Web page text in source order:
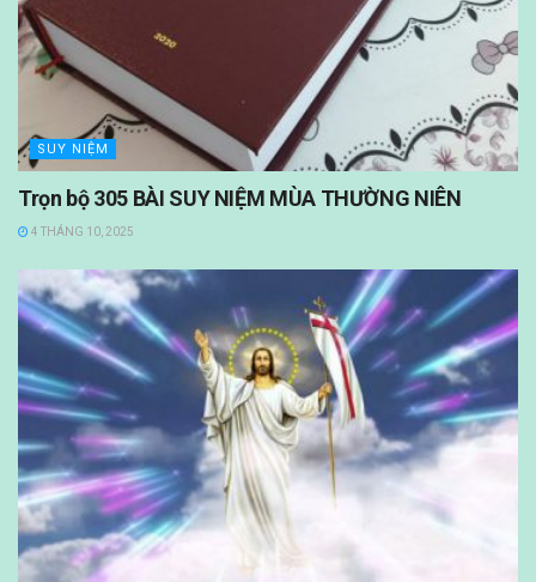
SUY NIỆM
Trọn bộ 305 BÀI SUY NIỆM MÙA THƯỜNG NIÊN
4 THÁNG 10, 2025